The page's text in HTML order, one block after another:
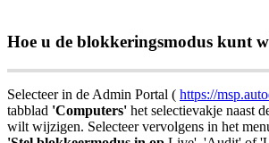
Hoe u de blokkeringsmodus kunt
Selecteer in de Admin Portal ( https://msp.
tabblad 'Computers' het selectievakje naast
wilt wijzigen. Selecteer vervolgens in het